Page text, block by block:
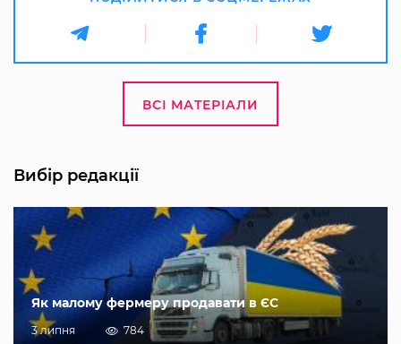
ВСІ МАТЕРІАЛИ
Вибір редакції
Як малому фермеру продавати в ЄС
3 липня 784